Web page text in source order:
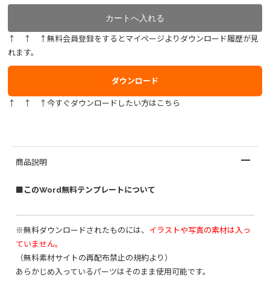
↑ ↑ ↑無料会員登録をするとマイページよりダウンロード履歴が見
れます。
ダウンロード
↑ ↑ ↑今すぐダウンロードしたい方はこちら
商品説明
■このWord無料テンプレートについて
※無料ダウンロードされたものには、 イラストや写真の素材は入っ
ていません。
（無料素材サイトの再配布禁止の規約より）
あらかじめ入っているパーツはそのまま使用可能です。